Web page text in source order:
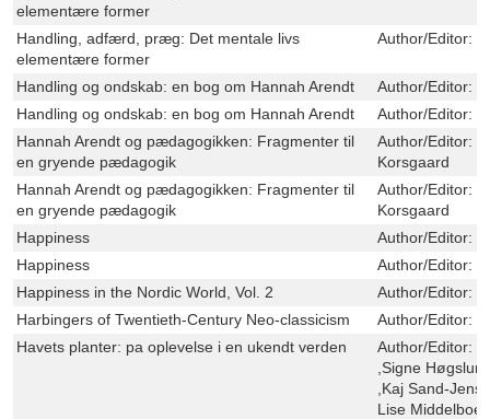
elementære former
Handling, adfærd, præg: Det mentale livs
elementære former
Author/Editor:
Handling og ondskab: en bog om Hannah Arendt Author/Editor:
Handling og ondskab: en bog om Hannah Arendt
Author/Editor:
Hannah Arendt og pædagogikken: Fragmenter til
en gryende pædagogik
Author/Editor:
Korsgaard
Hannah Arendt og pædagogikken: Fragmenter til
en gryende pædagogik
Author/Editor:
Korsgaard
Happiness
Author/Editor:
Happiness
Author/Editor:
Happiness in the Nordic World, Vol. 2
Author/Editor:
Harbingers of Twentieth-Century Neo-classicism
Author/Editor:
Havets planter: pa oplevelse i en ukendt verden
Author/Editor:
,Signe
,Kaj Sand-
Lise Middelboe